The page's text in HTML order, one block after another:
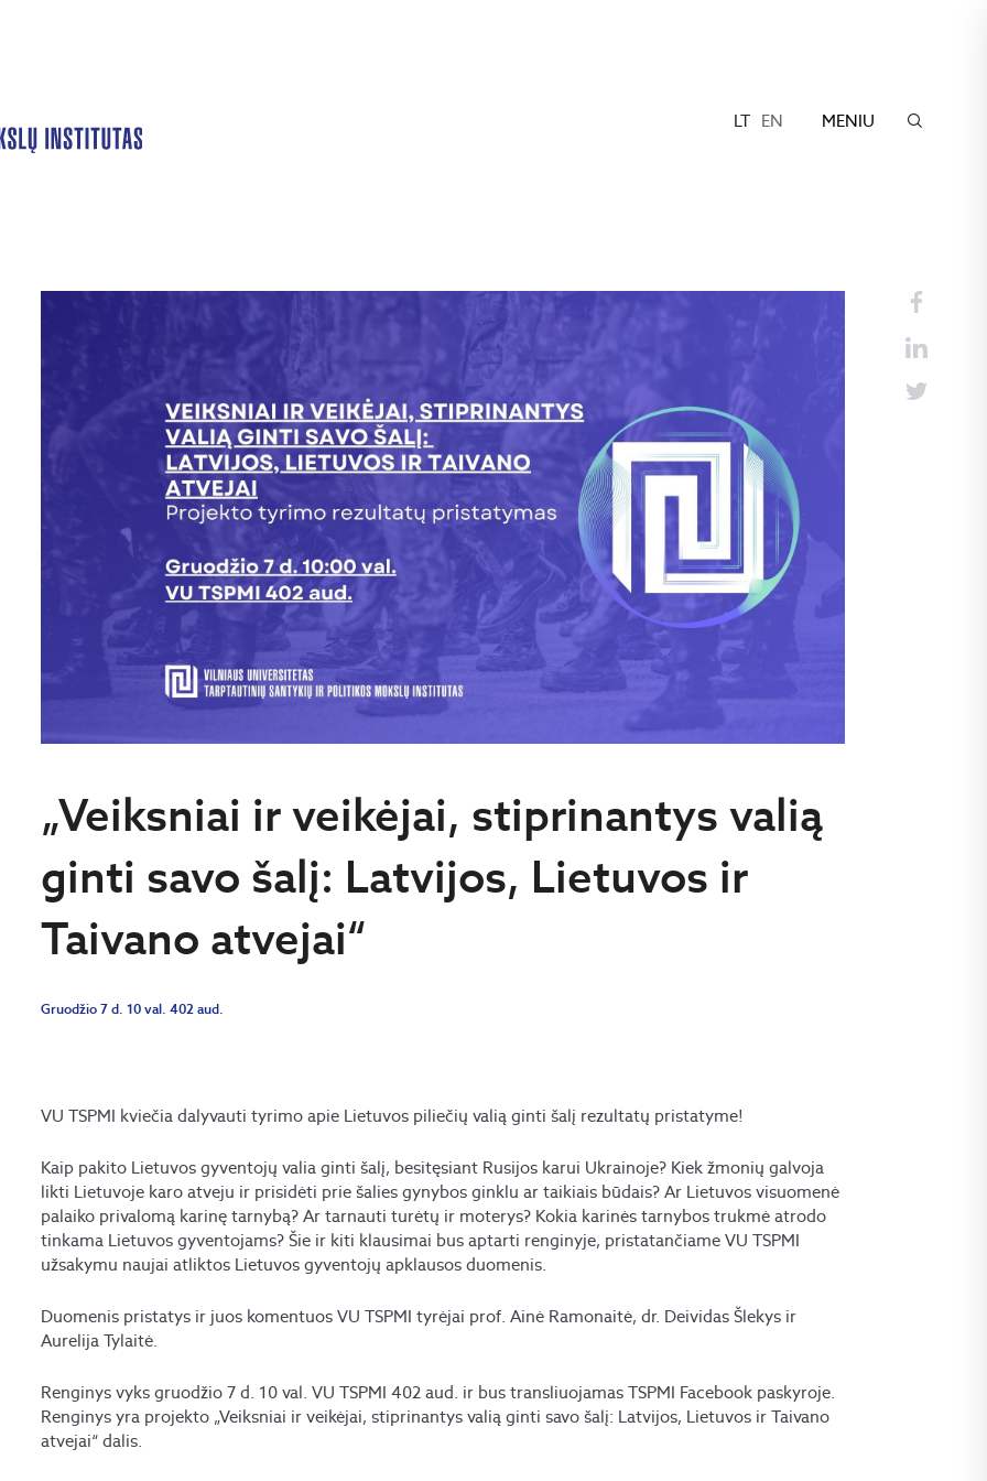
LT EN MENIU
„Veiksniai ir veikėjai, stiprinantys valią
ginti savo šalį: Latvijos, Lietuvos ir
Taivano atvejai“
Gruodžio 7 d. 10 val. 402 aud.
VU TSPMI kviečia dalyvauti tyrimo apie Lietuvos piliečių valią ginti šalį rezultatų pristatyme!
Kaip pakito Lietuvos gyventojų valia ginti šalį, besitęsiant Rusijos karui Ukrainoje? Kiek žmonių galvoja
likti Lietuvoje karo atveju ir prisidėti prie šalies gynybos ginklu ar taikiais būdais? Ar Lietuvos visuomenė
palaiko privalomą karinę tarnybą? Ar tarnauti turėtų ir moterys? Kokia karinės tarnybos trukmė atrodo
tinkama Lietuvos gyventojams? Šie ir kiti klausimai bus aptarti renginyje, pristatančiame VU TSPMI
užsakymu naujai atliktos Lietuvos gyventojų apklausos duomenis.
Duomenis pristatys ir juos komentuos VU TSPMI tyrėjai prof. Ainė Ramonaitė, dr. Deividas Šlekys ir
Aurelija Tylaitė.
Renginys vyks gruodžio 7 d. 10 val. VU TSPMI 402 aud. ir bus transliuojamas TSPMI Facebook paskyroje.
Renginys yra projekto „Veiksniai ir veikėjai, stiprinantys valią ginti savo šalį: Latvijos, Lietuvos ir Taivano
atvejai“ dalis.